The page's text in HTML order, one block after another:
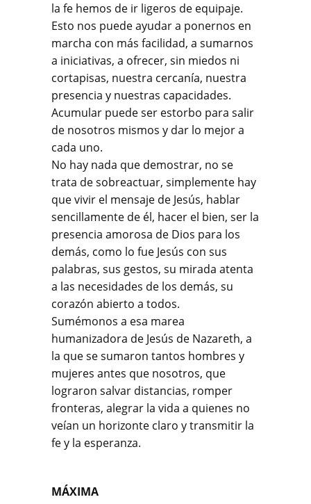
la fe hemos de ir ligeros de equipaje.
Esto nos puede ayudar a ponernos en
marcha con más facilidad, a sumarnos
a iniciativas, a ofrecer, sin miedos ni
cortapisas, nuestra cercanía, nuestra
presencia y nuestras capacidades.
Acumular puede ser estorbo para salir
de nosotros mismos y dar lo mejor a
cada uno.
No hay nada que demostrar, no se
trata de sobreactuar, simplemente hay
que vivir el mensaje de Jesús, hablar
sencillamente de él, hacer el bien, ser la
presencia amorosa de Dios para los
demás, como lo fue Jesús con sus
palabras, sus gestos, su mirada atenta
a las necesidades de los demás, su
corazón abierto a todos.
Sumémonos a esa marea
humanizadora de Jesús de Nazareth, a
la que se sumaron tantos hombres y
mujeres antes que nosotros, que
lograron salvar distancias, romper
fronteras, alegrar la vida a quienes no
veían un horizonte claro y transmitir la
fe y la esperanza.
MÁXIMA